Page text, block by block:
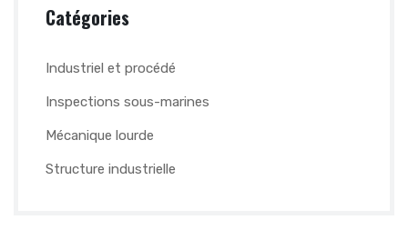
Catégories
Industriel et procédé
Inspections sous-marines
Mécanique lourde
Structure industrielle